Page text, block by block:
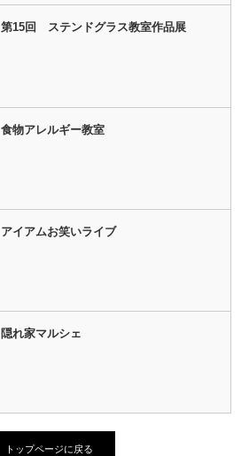
第15回 ステンドグラス教室作品展
食物アレルギー教室
アイアムお笑いライブ
隠れ家マルシェ
トップページに戻る